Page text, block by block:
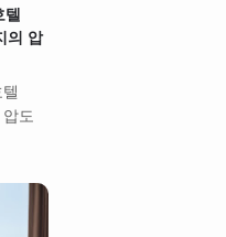
텔
의 압
도